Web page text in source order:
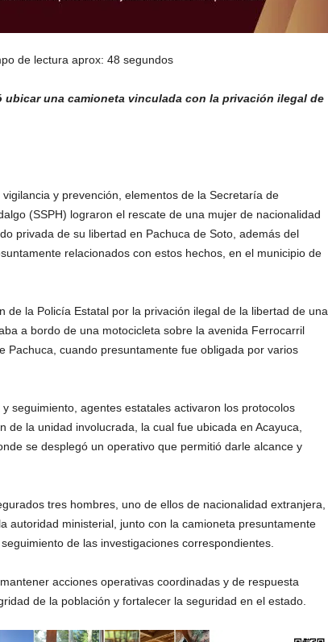
de lectura aprox: 48 segundos
ubicar una camioneta vinculada con la privación ilegal de
y prevención, elementos de la Secretaría de
(SSPH) lograron el rescate de una mujer de nacionalidad
privada de su libertad en Pachuca de Soto, además del
relacionados con estos hechos, en el municipio de
de la Policía Estatal por la privación ilegal de la libertad de una
a bordo de una motocicleta sobre la avenida Ferrocarril
Pachuca, cuando presuntamente fue obligada por varios
seguimiento, agentes estatales activaron los protocolos
de la unidad involucrada, la cual fue ubicada en Acayuca,
se desplegó un operativo que permitió darle alcance y
tres hombres, uno de ellos de nacionalidad extranjera,
autoridad ministerial, junto con la camioneta presuntamente
de las investigaciones correspondientes.
acciones operativas coordinadas y de respuesta
de la población y fortalecer la seguridad en el estado.